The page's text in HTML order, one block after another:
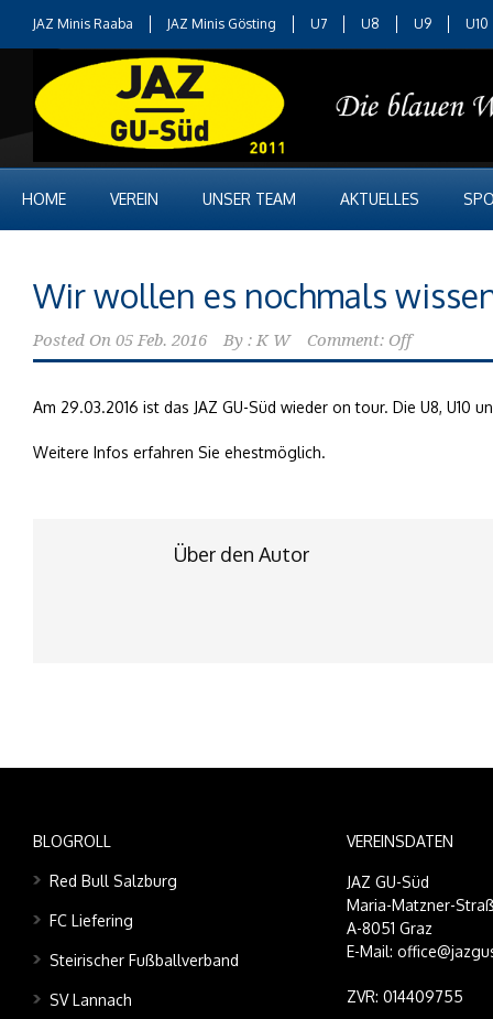
JAZ Minis Raaba JAZ Minis Gösting U7 U8 U9 U10
HOME VEREIN UNSER TEAM AKTUELLES
Wir wollen es nochmals
Posted On 05 Feb. 2016 By : K W Comment: Off
Am 29.03.2016 ist das JAZ GU-Süd wieder on tour. Die U8, U10
Weitere Infos erfahren Sie ehestmöglich.
Über den Autor
BLOGROLL
Red Bull Salzburg
FC Liefering
Steirischer Fußballverband
SV Lannach
VEREINSDATEN
JAZ GU-Süd
Maria-Matzner-
A-8051 Graz
E-Mail:
ZVR: 014409755